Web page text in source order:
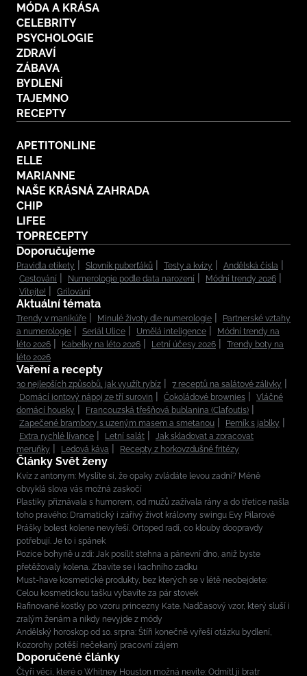
MÓDA A KRÁSA
CELEBRITY
PSYCHOLOGIE
ZDRAVÍ
ZÁBAVA
BYDLENÍ
TAJEMNO
RECEPTY
APETITONLINE
ELLE
MARIANNE
NAŠE KRÁSNÁ ZAHRADA
CHIP
LIFEE
TOPRECEPTY
Doporučujeme
Pravidla etikety Slovník puberťáků Testy a kvízy
Andělská čísla
Cestování
Numerologie podle data narození
Módní trendy 2026
Vítejte!
Grilování
Aktuální témata
Trendy v manikúře Minulé životy dle numerologie
Partnerské vztahy
a numerologie
Seriál Ulice Umělá inteligence
Módní trendy na
léto 2026
Kabelky na léto 2026 Letní účesy 2026
Trendy boty na
léto 2026
Vaření a recepty
30 nejlepších způsobů, jak využít rybíz
7 receptů na salátové zálivky
Domácí iontový nápoj ze tří surovin
Čokoládové brownies
Vláčné
domácí housky
Francouzská třešňová bublanina (Clafoutis)
Zapečené brambory s uzeným masem a smetanou
Perník s jablky
Extra rychlé lívance
Letní salát
Jak skladovat a zpracovat
meruňky
Ledová káva Recepty z horkovzdušné fritézy
Články Svět ženy
Kvíz z antonym: Myslíte si, že opaky zvládáte levou zadní? Méně
obvyklá slova vás možná zaskočí
Plastiky přiznávala s humorem, od mužů zažívala rány a do třetice našla
toho pravého: Dramatický i zářivý život královny swingu Evy Pilarové
Prášky bolest kolene nevyřeší. Ortoped radí, co klouby doopravdy
potřebují. Je to i spánek
Pozice bohyně u zdi: Jak posílit stehna a pánevní dno, aniž byste
přetěžovaly kolena. Zbavíte se i kachního zadku
Must-have kosmetické produkty, bez kterých se v létě neobejdete:
Celou kosmetickou tašku vybavíte za pár stovek
Rafinované kostky po vzoru princezny Kate. Nadčasový vzor, který sluší i
zralým ženám a nikdy nevyjde z módy
Andělský horoskop od 10. srpna: Štíři konečně vyřeší otázku bydlení,
Kozorohy potěší nečekaný pracovní zájem
Doporučené články
Čtyři věci, které o Whitney Houston možná nevíte: Odmítl ji bratr